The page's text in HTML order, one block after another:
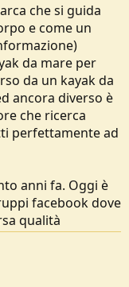
che si guida
e come un
da mare per
da un kayak da
ancora diverso è
che ricerca
perfettamente ad
anni fa. Oggi è
facebook dove
qualità